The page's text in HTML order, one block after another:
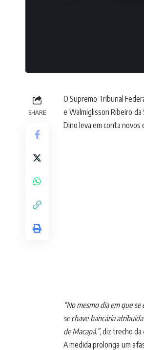
SHARE
O Supremo Tribunal
e Walmiglisson Ribeiro
Dino leva em conta novos
“No mesmo dia em que
se chave bancária
de Macapá.”, diz trecho da
A medida prolonga um